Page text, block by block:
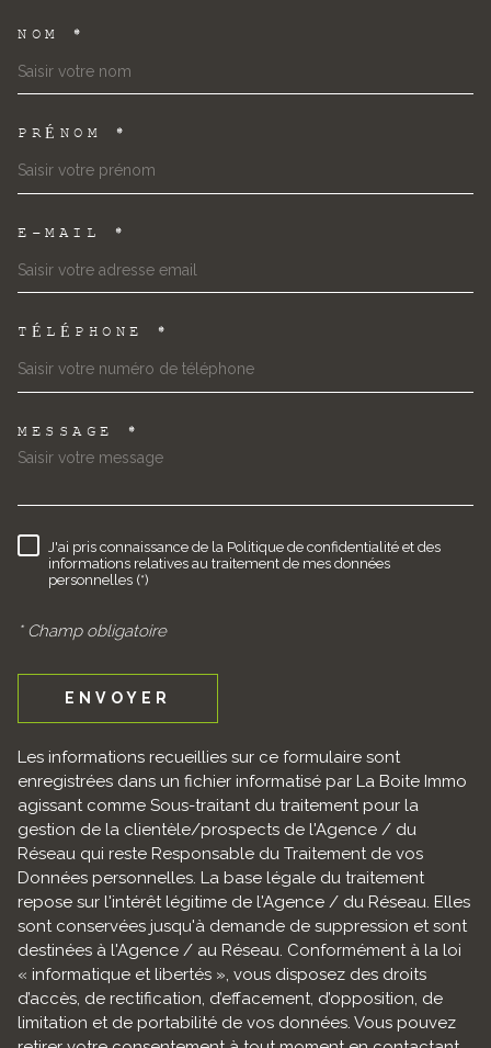
NOM *
PRÉNOM *
E-MAIL *
TÉLÉPHONE *
MESSAGE *
RÈGLEMENTATION
J'ai pris connaissance de la Politique de confidentialité et des
informations relatives au traitement de mes données
personnelles (*)
* Champ obligatoire
ENVOYER
Les informations recueillies sur ce formulaire sont
enregistrées dans un fichier informatisé par La Boite Immo
agissant comme Sous-traitant du traitement pour la
gestion de la clientèle/prospects de l'Agence / du
Réseau qui reste Responsable du Traitement de vos
Données personnelles. La base légale du traitement
repose sur l'intérêt légitime de l'Agence / du Réseau. Elles
sont conservées jusqu'à demande de suppression et sont
destinées à l'Agence / au Réseau. Conformément à la loi
« informatique et libertés », vous disposez des droits
d’accès, de rectification, d’effacement, d’opposition, de
limitation et de portabilité de vos données. Vous pouvez